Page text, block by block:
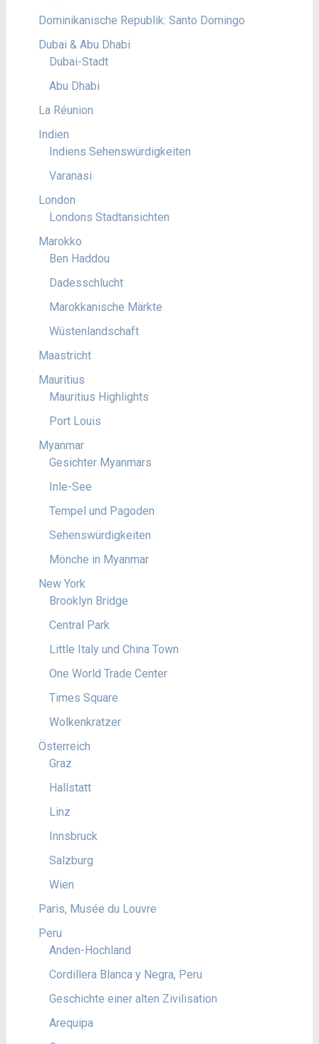
Dominikanische Republik: Santo Domingo
Dubai & Abu Dhabi
Dubai-Stadt
Abu Dhabi
La Réunion
Indien
Indiens Sehenswürdigkeiten
Varanasi
London
Londons Stadtansichten
Marokko
Ben Haddou
Dadesschlucht
Marokkanische Märkte
Wüstenlandschaft
Maastricht
Mauritius
Mauritius Highlights
Port Louis
Myanmar
Gesichter Myanmars
Inle-See
Tempel und Pagoden
Sehenswürdigkeiten
Mönche in Myanmar
New York
Brooklyn Bridge
Central Park
Little Italy und China Town
One World Trade Center
Times Square
Wolkenkratzer
Österreich
Graz
Hallstatt
Linz
Innsbruck
Salzburg
Wien
Paris, Musée du Louvre
Peru
Anden-Hochland
Cordillera Blanca y Negra, Peru
Geschichte einer alten Zivilisation
Arequipa